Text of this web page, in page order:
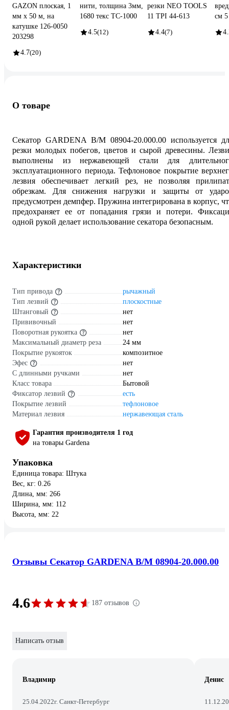
GAZON плоская, 1
мм х 50 м, на
катушке 126-0050
203298
4.7(20)
нити, толщина 3мм,
1680 текс TC-1000
4.5(12)
резки NEO TOOLS
11 TPI 44-613
4.4(7)
см
О товаре
Секатор GARDENA B/M 08904-20.000.00 используется
резки молодых побегов, цветов и сырой древесины.
выполнены из нержавеющей стали для
эксплуатационного периода. Тефлоновое покрытие
лезвия обеспечивает легкий рез, не позволяя
обрезкам. Для снижения нагрузки и защиты от
предусмотрен демпфер. Пружина интегрирована в корпус,
предохраняет ее от попадания грязи и потери.
одной рукой делает использование секатора безопасным.
Характеристики
Тип привода
рычажный
Тип лезвий
плоскостные
Штанговый
нет
Прививочный
нет
Поворотная рукоятка
нет
Максимальный диаметр реза
24 мм
Покрытие рукояток
композитное
Эфес
нет
С длинными ручками
нет
Класс товара
Бытовой
Фиксатор лезвий
есть
Покрытие лезвий
тефлоновое
Материал лезвия
нержавеющая сталь
Гарантия производителя 1 год
на товары Gardena
Упаковка
Единица товара: Штука
Вес, кг: 0.26
Длина, мм: 266
Ширина, мм: 112
Высота, мм: 22
Отзывы Секатор GARDENA B/M 08904-20.000.00
4.6 187 отзывов
Написать отзыв
Владимир
25.04.2022г. Санкт-Петербург
Денис